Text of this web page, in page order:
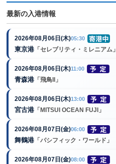
最新の入港情報
2026年08月06日(木)05:30
東京港 「セレブリティ・ミレニアム」
2026年08月06日(木)11:00
青森港 「飛鳥II」
2026年08月06日(木)13:00
宮古港 「MITSUI OCEAN FUJI」
2026年08月07日(金)06:00
舞鶴港 「パシフィック・ワールド」
2026年08月07日(金)08:00